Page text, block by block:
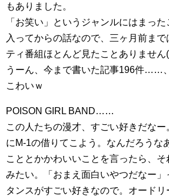
もありました。
「お笑い」というジャンルにはまっ
入ってからの話なので、三ヶ月前ま
ティ番組ほとんど見たことありません
うーん、今まで書いた記事196件……
こわいｗ
POISON GIRL BAND……
この人たちの漫才、すごい好きだな
にM-1の借りてこよう。なんだろうな
こととかかわいいことを言ったら、
みたい。「おまえ面白いやつだなー」
タンスがすごい好きなので。オード